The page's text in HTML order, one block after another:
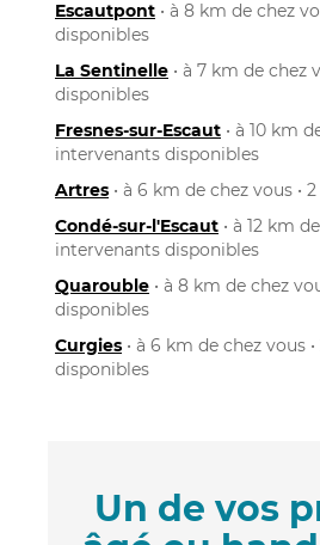
Escautpont • à 8 km de chez
disponibles
La Sentinelle • à 7 km de chez
disponibles
Fresnes-sur-Escaut • à 10 km
intervenants disponibles
Artres • à 6 km de chez vous •
Condé-sur-l'Escaut • à 12 km
intervenants disponibles
Quarouble • à 8 km de chez
disponibles
Curgies • à 6 km de chez vous
disponibles
Un de vos